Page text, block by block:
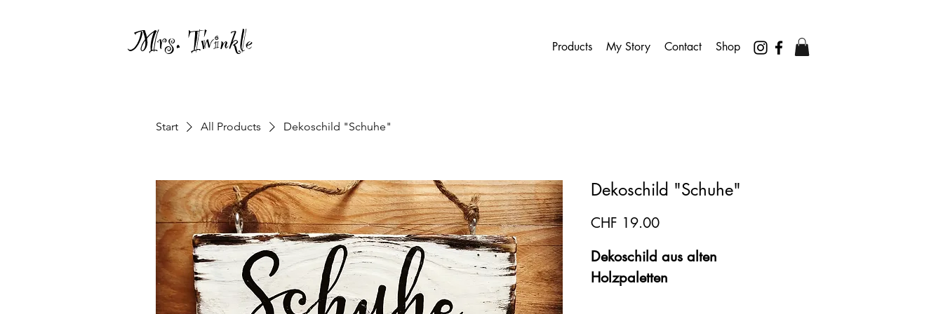
Mrs. Twinkle Products My Story Contact Shop
Start All Products Dekoschild "Schuhe"
Dekoschild "Schuhe"
CHF 19.00Preis
Dekoschild aus alten
Holzpaletten